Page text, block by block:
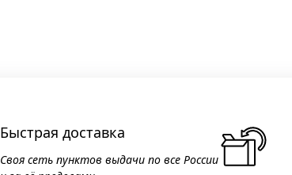
Быстрая доставка
Своя сеть пунктов выдачи по все России